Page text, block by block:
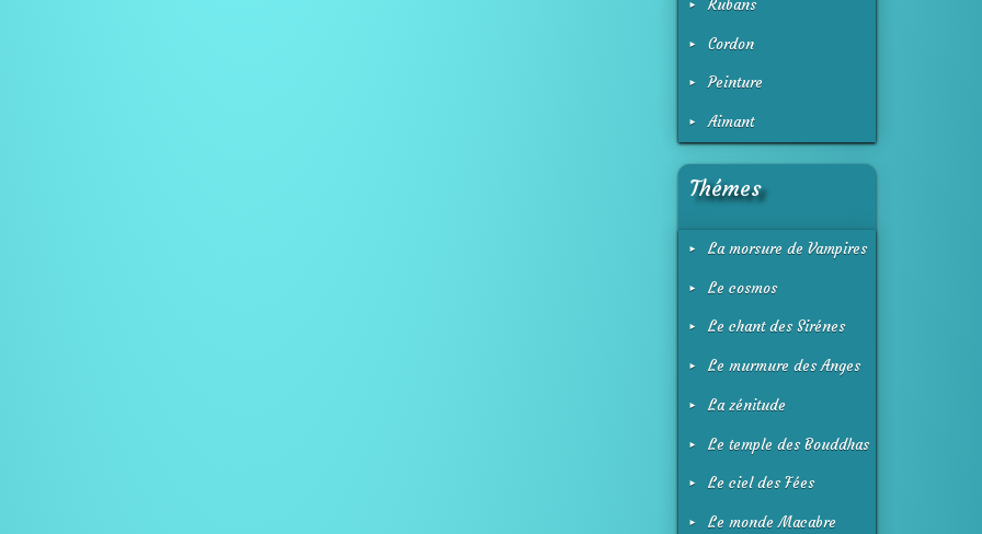
Rubans
Cordon
Peinture
Aimant
Thémes
La morsure de Vampires
Le cosmos
Le chant des Sirénes
Le murmure des Anges
La zénitude
Le temple des Bouddhas
Le ciel des Fées
Le monde Macabre